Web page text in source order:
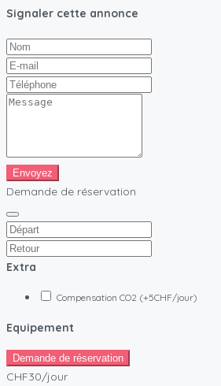
Signaler cette annonce
Envoyez
Demande de réservation
Extra
Compensation CO2 (+5CHF/jour)
Equipement
Demande de réservation
CHF30/jour